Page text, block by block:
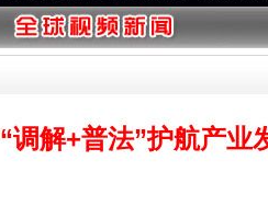
“调解+普法”护航产业